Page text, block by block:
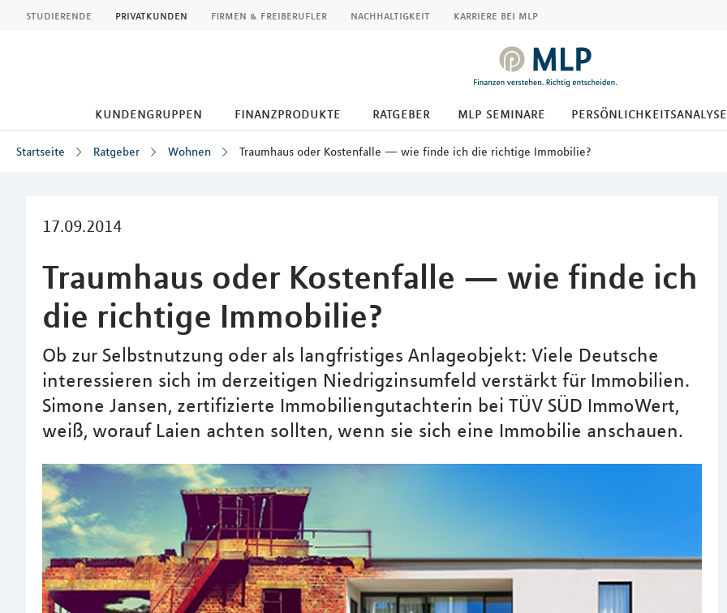
studierende privatkunden firmen & freiberufler nachhaltigkeit karriere bei mlp
kundengruppen finanzprodukte ratgeber mlp seminare persönlichkeitsanalyse
Startseite Ratgeber Wohnen Traumhaus oder Kostenfalle — wie finde ich die richtige Immobilie?
17.09.2014
Traumhaus oder Kostenfalle — wie finde ich
die richtige Immobilie?
Ob zur Selbstnutzung oder als langfristiges Anlageobjekt: Viele Deutsche
interessieren sich im derzeitigen Niedrigzinsumfeld verstärkt für Immobilien.
Simone Jansen, zertifizierte Immobiliengutachterin bei TÜV SÜD ImmoWert,
weiß, worauf Laien achten sollten, wenn sie sich eine Immobilie anschauen.